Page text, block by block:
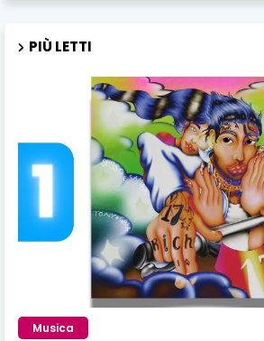
PIÙ LETTI
Musica